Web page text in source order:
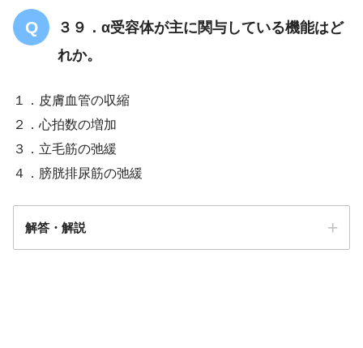
３９．α受容体が主に関与している機能はど
れか。
１．皮膚血管の収縮
２．心拍数の増加
３．立毛筋の弛緩
４．膀胱排尿筋の弛緩
解答・解説